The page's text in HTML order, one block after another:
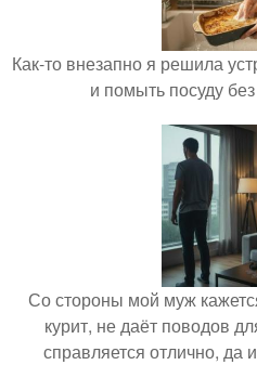
Как-то внезапно я решила
и помыть посуду
Со стороны мой муж
курит, не даёт поводов
справляется отлично, да